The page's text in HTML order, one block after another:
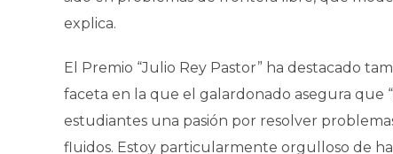
explica.
El Premio “Julio Rey Pastor” ha destacado
faceta en la que el galardonado asegura que
estudiantes una pasión por resolver
fluidos. Estoy particularmente orgulloso de